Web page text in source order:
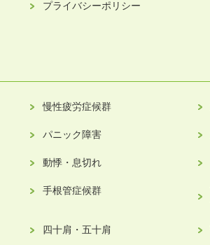
プライバシーポリシー
慢性疲労症候群
パニック障害
動悸・息切れ
手根管症候群
四十肩・五十肩